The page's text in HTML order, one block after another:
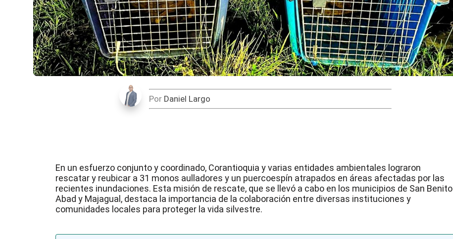
Por Daniel Largo
En un esfuerzo conjunto y coordinado, Corantioquia y varias entidades ambientales lograron
rescatar y reubicar a 31 monos aulladores y un puercoespín atrapados en áreas afectadas por las
recientes inundaciones. Esta misión de rescate, que se llevó a cabo en los municipios de San Benito
Abad y Majagual, destaca la importancia de la colaboración entre diversas instituciones y
comunidades locales para proteger la vida silvestre.